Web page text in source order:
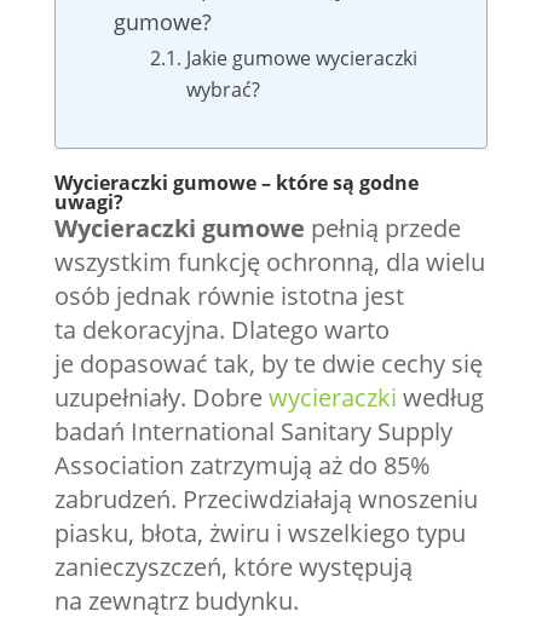
gumowe?
Jakie gumowe wycieraczki
wybrać?
Wycieraczki gumowe – które są godne
uwagi?
Wycieraczki gumowe pełnią przede
wszystkim funkcję ochronną, dla wielu
osób jednak równie istotna jest
ta dekoracyjna. Dlatego warto
je dopasować tak, by te dwie cechy się
uzupełniały. Dobrewycieraczki według
badań International Sanitary Supply
Association zatrzymują aż do 85%
zabrudzeń. Przeciwdziałają wnoszeniu
piasku, błota, żwiru i wszelkiego typu
zanieczyszczeń, które występują
na zewnątrz budynku.